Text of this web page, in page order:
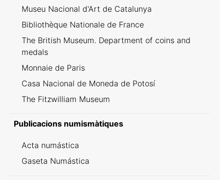
Museu Nacional d'Art de Catalunya
Bibliothèque Nationale de France
The British Museum. Department of coins and
medals
Monnaie de Paris
Casa Nacional de Moneda de Potosí
The Fitzwilliam Museum
Publicacions numismàtiques
Acta numástica
Gaseta Numástica